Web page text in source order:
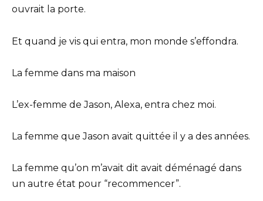
ouvrait la porte.
Et quand je vis qui entra, mon monde s’effondra.
La femme dans ma maison
L’ex-femme de Jason, Alexa, entra chez moi.
La femme que Jason avait quittée il y a des années.
La femme qu’on m’avait dit avait déménagé dans
un autre état pour “recommencer”.